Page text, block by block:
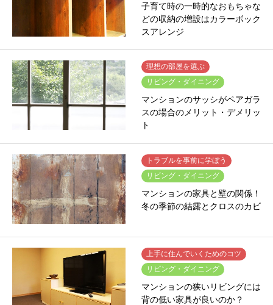
子育て時の一時的なおもちゃな
どの収納の増設はカラーボック
スアレンジ
理想の部屋を選ぶ
リビング・ダイニング
マンションのサッシがペアガラ
スの場合のメリット・デメリッ
ト
トラブルを事前に学ぼう
リビング・ダイニング
マンションの家具と壁の関係！
冬の季節の結露とクロスのカビ
上手に住んでいくためのコツ
リビング・ダイニング
マンションの狭いリビングには
背の低い家具が良いのか？